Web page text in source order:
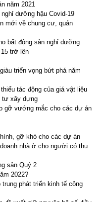
năm 2021
dưỡng hậu Covid-19
mới về chung cư, quản
bất động sản nghỉ dưỡng
trở lên
triển vọng bứt phá năm
tác động của giá vật liệu
tư xây dựng
gỡ vướng mắc cho các dự án
gỡ khó cho các dự án
nhà ở cho người có thu
sản Quý 2
2022?
trung phát triển kinh tế công